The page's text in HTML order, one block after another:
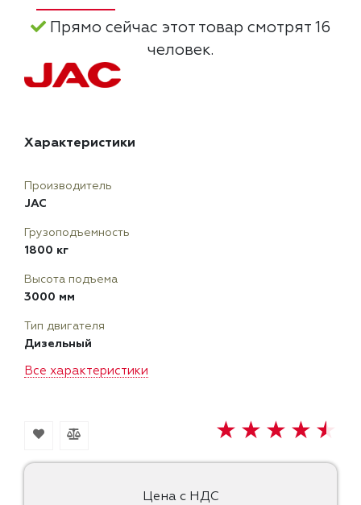
Цена с НДС
Прямо сейчас этот товар смотрят 16
человек.
Характеристики
Все характеристики
Производитель
JAC
Грузоподъемность
1800 кг
Высота подъема
3000 мм
Тип двигателя
Дизельный